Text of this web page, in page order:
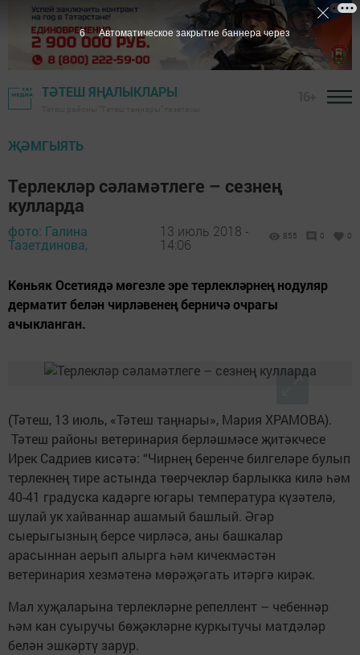
ТӘТЕШ ЯҢАЛЫКЛАРЫ
ҖӘМГЫЯТЬ
Терлекләр сәламәтлеге –­ сезнең
кулларда
фото: Галина
Тазетдинова,
13 июль 2018 -
14:06
855 0 0
Көньяк Осетиядә мөгезле эре терлекләрнең нодуляр
дерматит белән чирләвенең берничә очрагы
ачыкланган.
(Тәтеш, 13 июль, «Тәтеш таңнары», Мария ХРАМОВА).
Тәтеш районы ветеринария берләшмәсе җитәкчесе
Ирек Садриев кисәтә: “Чирнең беренче билгеләре булып
терлекнең тире астында төерчекләр барлыкка килә һәм
40-41 градуска кадәрге югары температура күзәтелә,
шулай ук хайваннар ашамый башлый. Әгәр
сыерыгызның берсе чирләсә, аны башкалар
арасыннан аерып алырга һәм кичекмәстән
ветеринария хезмәтенә мөрәҗәгать итәргә кирәк.
Мал хуҗаларына терлекләрне репеллент – чебеннәр
һәм кан суыручы бөҗәкләрне куркытучы матдәләр
белән эшкәртү зарур.
6 Автоматическое закрытие баннера через